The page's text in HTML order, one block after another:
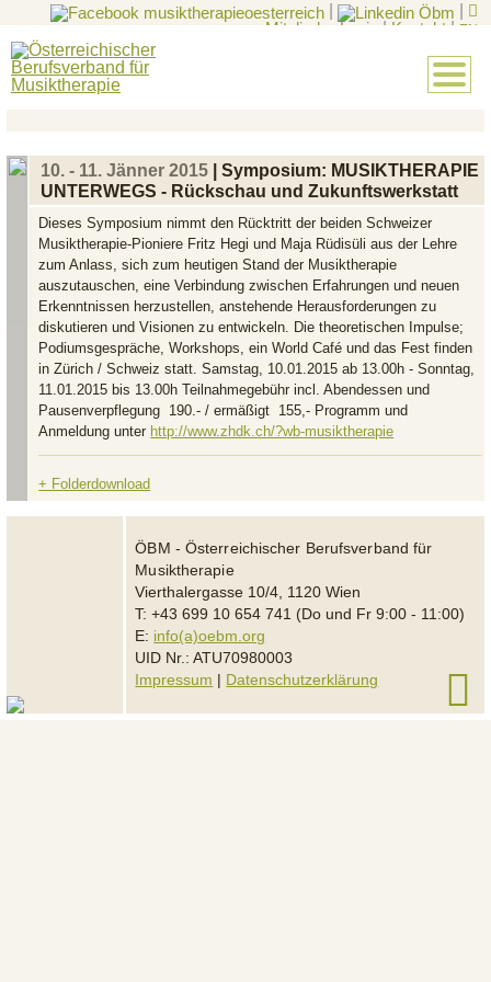
Mitglieder-Login
| Kontakt | EN
10. - 11. Jänner 2015 | Symposium: MUSIKTHERAPIE
UNTERWEGS - Rückschau und Zukunftswerkstatt
Dieses Symposium nimmt den Rücktritt der beiden Schweizer
Musiktherapie-Pioniere Fritz Hegi und Maja Rüdisüli aus der Lehre
zum Anlass, sich zum heutigen Stand der Musiktherapie
auszutauschen, eine Verbindung zwischen Erfahrungen und neuen
Erkenntnissen herzustellen, anstehende Herausforderungen zu
diskutieren und Visionen zu entwickeln. Die theoretischen Impulse;
Podiumsgespräche, Workshops, ein World Café und das Fest finden
in Zürich / Schweiz statt. Samstag, 10.01.2015 ab 13.00h -­ Sonntag,
11.01.2015 bis 13.00h Teilnahmegebühr incl. Abendessen und
Pausenverpflegung  190.- / ermäßigt  155,- Programm und
Anmeldung unter http://www.zhdk.ch/?wb-musiktherapie
+ Folderdownload
ÖBM - Österreichischer Berufsverband für
Musiktherapie
Vierthalergasse 10/4, 1120 Wien
T: +43 699 10 654 741 (Do und Fr 9:00 - 11:00)
E: info(a)oebm.org
UID Nr.: ATU70980003
Impressum
Datenschutzerklärung